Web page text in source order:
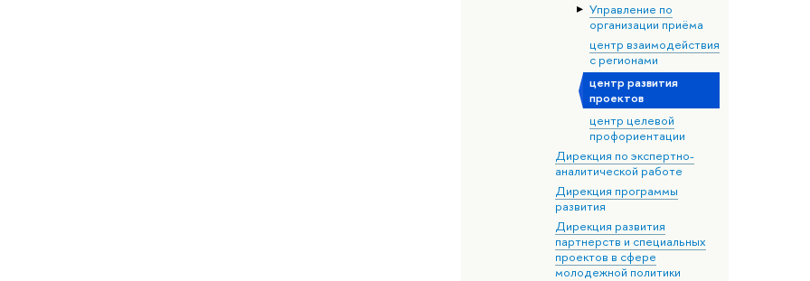
Управление по
организации приёма
центр взаимодействия
с регионами
центр развития
проектов
центр целевой
профориентации
Дирекция по экспертно-
аналитической работе
Дирекция программы
развития
Дирекция развития
партнерств и специальных
проектов в сфере
молодежной политики